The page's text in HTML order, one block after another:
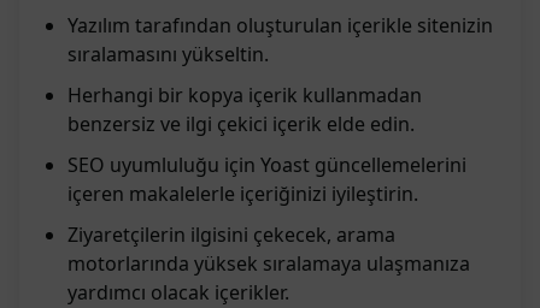
Yazılım tarafından oluşturulan içerikle sitenizin
sıralamasını yükseltin.
Herhangi bir kopya içerik kullanmadan
benzersiz ve ilgi çekici içerik elde edin.
SEO uyumluluğu için Yoast güncellemelerini
içeren makalelerle içeriğinizi iyileştirin.
Ziyaretçilerin ilgisini çekecek, arama
motorlarında yüksek sıralamaya ulaşmanıza
yardımcı olacak içerikler.